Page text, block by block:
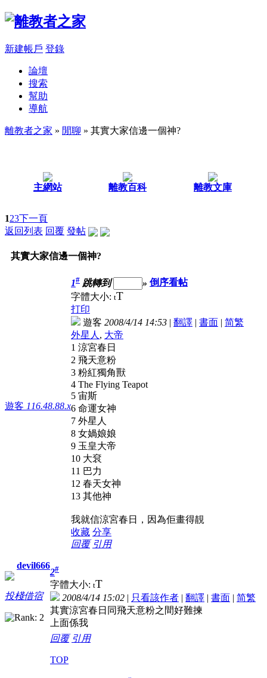
新建帳戶 登錄
論壇
搜索
幫助
導航
離教者之家 » 閒聊 » 其實大家信邊一個神?
主網站 離教百科 離教文庫
123下一頁
返回列表 回覆 發帖
其實大家信邊一個神?
遊客 116.48.88.x
1# 跳轉到 » 倒序看帖
字體大小: tT
打印
遊客 2008/4/14 14:53 | 翻譯 | 書面 | 简繁
外星人 , 大帝
1 涼宮春日
2 飛天意粉
3 粉紅獨角獸
4 The Flying Teapot
5 宙斯
6 命運女神
7 外星人
8 女媧娘娘
9 玉皇大帝
10 大袞
11 巴力
12 春天女神
13 其他神
我就信涼宮春日，因為佢畫得靚
收藏 分享
回覆 引用
devil666
投棧借宿
2#
字體大小: tT
2008/4/14 15:02 | 只看該作者 | 翻譯 | 書面 | 简繁
其實涼宮春日同飛天意粉之間好難揀
上面係我
回覆 引用
TOP